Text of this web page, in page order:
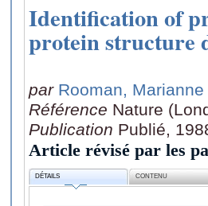
Identification of
protein structure
par Rooman, Marianne
Référence Nature
Publication Publié,
Article révisé par les
DÉTAILS CONTENU